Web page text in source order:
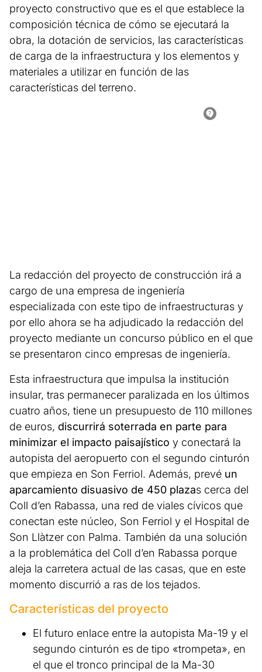
proyecto constructivo que es el que establece la
composición técnica de cómo se ejecutará la
obra, la dotación de servicios, las características
de carga de la infraestructura y los elementos y
materiales a utilizar en función de las
características del terreno.
La redacción del proyecto de construcción irá a
cargo de una empresa de ingeniería
especializada con este tipo de infraestructuras y
por ello ahora se ha adjudicado la redacción del
proyecto mediante un concurso público en el que
se presentaron cinco empresas de ingeniería.
Esta infraestructura que impulsa la institución
insular, tras permanecer paralizada en los últimos
cuatro años, tiene un presupuesto de 110 millones
de euros, discurrirá soterrada en parte para
minimizar el impacto paisajístico y conectará la
autopista del aeropuerto con el segundo cinturón
que empieza en Son Ferriol. Además, prevé un
aparcamiento disuasivo de 450 plazas cerca del
Coll d’en Rabassa, una red de viales cívicos que
conectan este núcleo, Son Ferriol y el Hospital de
Son Llàtzer con Palma. También da una solución
a la problemática del Coll d’en Rabassa porque
aleja la carretera actual de las casas, que en este
momento discurrió a ras de los tejados.
Características del proyecto
El futuro enlace entre la autopista Ma-19 y el
segundo cinturón es de tipo «trompeta», en
el que el tronco principal de la Ma-30